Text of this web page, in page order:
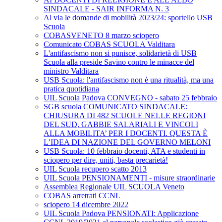
SINDACALE - SAIR INFORMA N. 3
Al via le domande di mobilità 2023/24: sportello USB
Scuola
COBASVENETO 8 marzo sciopero
Comunicato COBAS SCUOLA Valditara
L'antifascismo non si punisce, solidarietà di USB
Scuola alla preside Savino contro le minacce del
ministro Valditara
USB Scuola: l'antifascismo non è una ritualità, ma una
pratica quotidiana
UIL Scuola Padova CONVEGNO - sabato 25 febbraio
SGB scuola COMUNICATO SINDACALE:
CHIUSURA DI 482 SCUOLE NELLE REGIONI
DEL SUD, GABBIE SALARIALI E VINCOLI
ALLA MOBILITA’ PER I DOCENTI. QUESTA È
L’IDEA DI NAZIONE DEL GOVERNO MELONI
USB Scuola: 10 febbraio docenti, ATA e studenti in
sciopero per dire, uniti, basta precarietà!
UIL Scuola recupero scatto 2013
UIL Scuola PENSIONAMENTI - misure straordinarie
Assemblea Regionale UIL SCUOLA Veneto
COBAS arretrati CCNL
sciopero 14 dicembre 2022
UIL Scuola Padova PENSIONATI: Applicazione